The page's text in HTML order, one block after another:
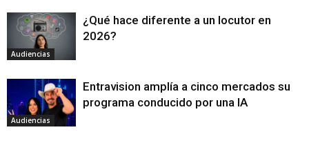
Audiencias
¿Qué hace diferente a un locutor en
2026?
Audiencias
Entravision amplía a cinco mercados su
programa conducido por una IA